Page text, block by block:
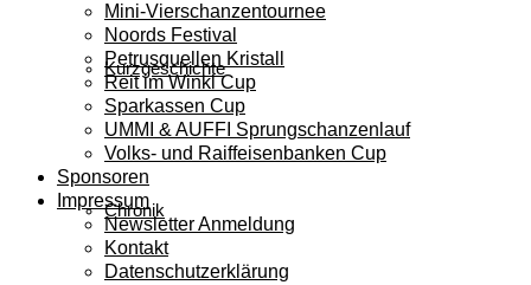
Kurzgeschichte
Chronik
Mini-Vierschanzentournee
Noords Festival
Petrusquellen Kristall
Reit im Winkl Cup
Sparkassen Cup
UMMI & AUFFI Sprungschanzenlauf
Volks- und Raiffeisenbanken Cup
Sponsoren
Impressum
Newsletter Anmeldung
Kontakt
Datenschutzerklärung